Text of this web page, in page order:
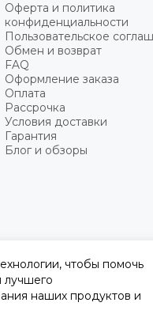
Оферта и политика
конфиденциальности
Пользовательское
Обмен и возврат
FAQ
Оформление заказа
Оплата
Рассрочка
Условия доставки
Гарантия
Блог и обзоры
чтобы помочь
лучшего
наших продуктов и